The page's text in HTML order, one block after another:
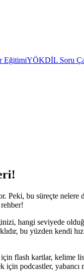
EğitimiYÖKDİL Soru
Peki, bu süreçte
hangi seviyede
bu yüzden kendi
için flash kartlar,
podcastler,